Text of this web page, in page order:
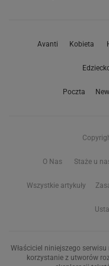
Avanti Kobieta
Poczta
O Nas Staże u
Wszystkie artykuły
Właściciel niniejszego
korzystanie z utworów